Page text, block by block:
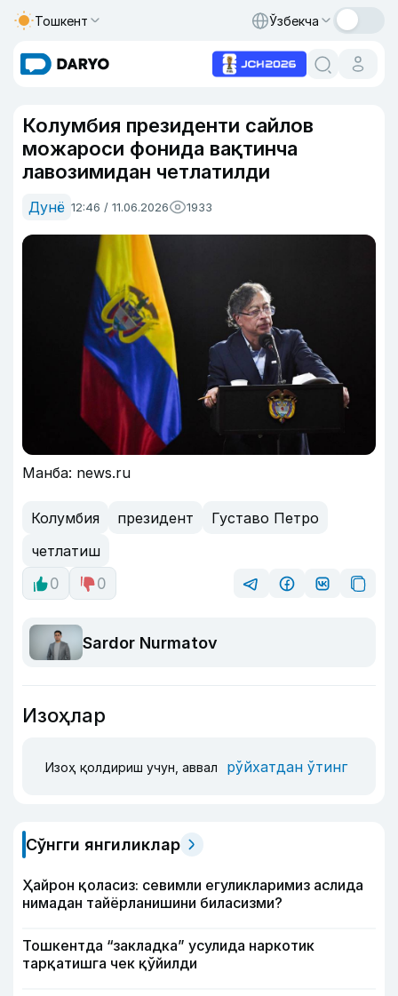
Тошкент Ўзбекча
Колумбия президенти сайлов
можароси фонида вақтинча
лавозимидан четлатилди
Дунё 12:46 / 11.06.2026 1933
Манба: news.ru
Колумбия президент
Густаво Петро
четлатиш
0
0
Sardor Nurmatov
Изоҳлар
Изоҳ қолдириш учун, аввал рўйхатдан ўтинг
Сўнгги янгиликлар
Ҳайрон қоласиз: севимли егуликларимиз аслида
нимадан тайёрланишини биласизми?
Тошкентда “закладка” усулида наркотик
тарқатишга чек қўйилди